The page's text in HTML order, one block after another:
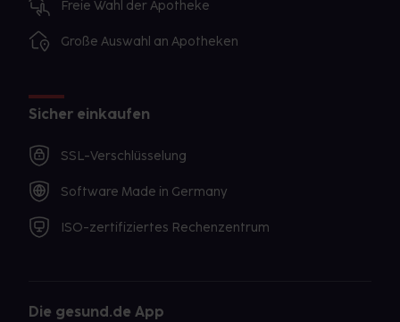
Freie Wahl der Apotheke
Große Auswahl an Apotheken
Sicher einkaufen
SSL-Verschlüsselung
Software Made in Germany
ISO-zertifiziertes Rechenzentrum
Die gesund.de App